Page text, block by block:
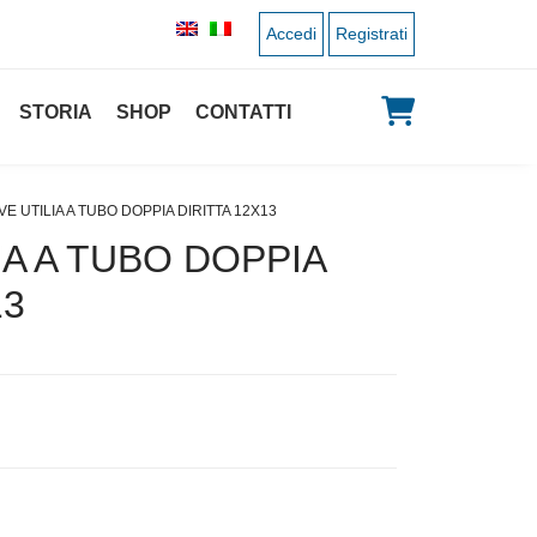
Accedi Registrati
STORIA SHOP CONTATTI
UTILIA A TUBO DOPPIA DIRITTA 12X13
A TUBO DOPPIA
era: 2,00 €.
attuale è: 1,00 €.